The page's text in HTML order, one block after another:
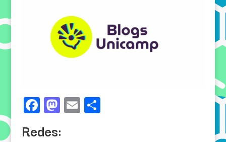
Facebook
Mastodon
EmailShare
Redes: